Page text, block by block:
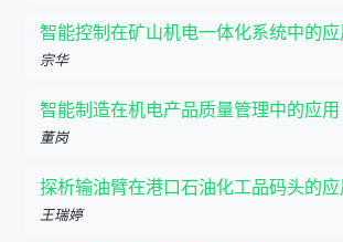
智能控制在矿山机电一体化系统中的应
宗华
智能制造在机电产品质量管理中的应用
董岗
探析输油臂在港口石油化工品码头的应
王瑞婷